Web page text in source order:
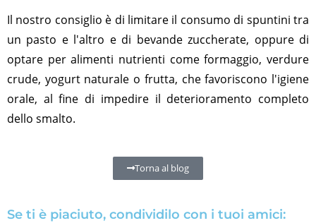
Il nostro consiglio è di limitare il consumo di spuntini tra
un pasto e l'altro e di bevande zuccherate, oppure di
optare per alimenti nutrienti come formaggio, verdure
crude, yogurt naturale o frutta, che favoriscono l'igiene
orale, al fine di impedire il deterioramento completo
dello smalto.
Torna al blog
Se ti è piaciuto, condividilo con i tuoi amici: